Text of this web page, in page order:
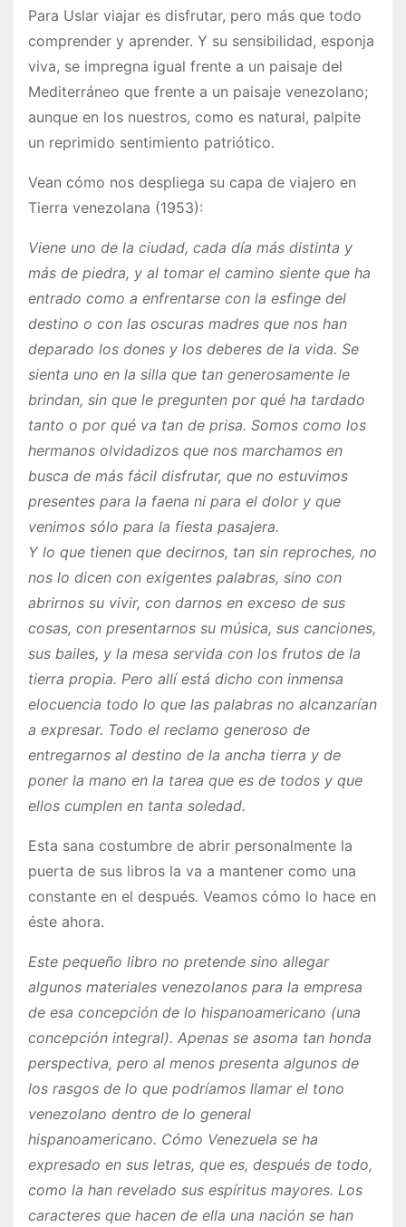
Para Uslar viajar es disfrutar, pero más que todo
comprender y aprender. Y su sensibilidad, esponja
viva, se impregna igual frente a un paisaje del
Mediterráneo que frente a un paisaje venezolano;
aunque en los nuestros, como es natural, palpite
un reprimido sentimiento patriótico.
Vean cómo nos despliega su capa de viajero en
Tierra venezolana (1953):
Viene uno de la ciudad, cada día más distinta y
más de piedra, y al tomar el camino siente que ha
entrado como a enfrentarse con la esfinge del
destino o con las oscuras madres que nos han
deparado los dones y los deberes de la vida. Se
sienta uno en la silla que tan generosamente le
brindan, sin que le pregunten por qué ha tardado
tanto o por qué va tan de prisa. Somos como los
hermanos olvidadizos que nos marchamos en
busca de más fácil disfrutar, que no estuvimos
presentes para la faena ni para el dolor y que
venimos sólo para la fiesta pasajera.
Y lo que tienen que decirnos, tan sin reproches, no
nos lo dicen con exigentes palabras, sino con
abrirnos su vivir, con darnos en exceso de sus
cosas, con presentarnos su música, sus canciones,
sus bailes, y la mesa servida con los frutos de la
tierra propia. Pero allí está dicho con inmensa
elocuencia todo lo que las palabras no alcanzarían
a expresar. Todo el reclamo generoso de
entregarnos al destino de la ancha tierra y de
poner la mano en la tarea que es de todos y que
ellos cumplen en tanta soledad.
Esta sana costumbre de abrir personalmente la
puerta de sus libros la va a mantener como una
constante en el después. Veamos cómo lo hace en
éste ahora.
Este pequeño libro no pretende sino allegar
algunos materiales venezolanos para la empresa
de esa concepción de lo hispanoamericano (una
concepción integral). Apenas se asoma tan honda
perspectiva, pero al menos presenta algunos de
los rasgos de lo que podríamos llamar el tono
venezolano dentro de lo general
hispanoamericano. Cómo Venezuela se ha
expresado en sus letras, que es, después de todo,
como la han revelado sus espíritus mayores. Los
caracteres que hacen de ella una nación se han